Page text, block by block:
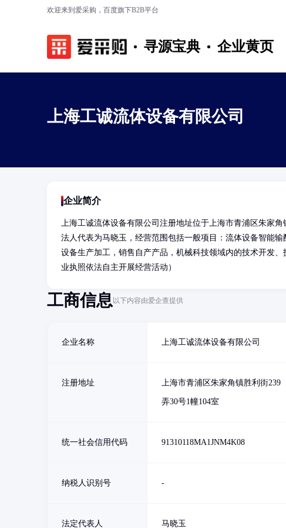
欢迎来到爱采购，百度旗下B2B平台
寻源宝典 企业黄页
上海工诚流体设备有限公司
企业简介
上海工诚流体设备有限公司注册地址位于上海市青浦区朱家
法人代表为马晓玉，经营范围包括一般项目：流体设备智能
设备生产加工，销售自产产品，机械科技领域内的技术开发
业执照依法自主开展经营活动）
工商信息以下内容由爱企查提供
企业名称 上海工诚流体设备有限公司
注册地址 上海市青浦区朱家角镇胜利街239
弄30号1幢104室
统一社会信用代码 91310118MA1JNM4K08
纳税人识别号 -
法定代表人 马晓玉